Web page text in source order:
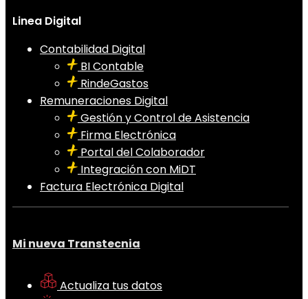
Linea Digital
Contabilidad Digital
BI Contable
RindeGastos
Remuneraciones Digital
Gestión y Control de Asistencia
Firma Electrónica
Portal del Colaborador
Integración con MiDT
Factura Electrónica Digital
Mi nueva Transtecnia
Actualiza tus datos